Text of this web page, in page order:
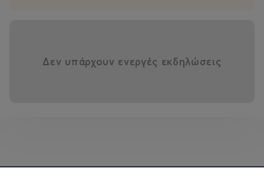
Δεν υπάρχουν ενεργές εκδηλώσεις